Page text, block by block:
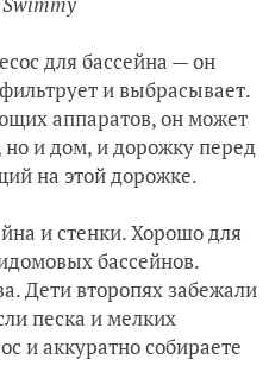
для бассейна — он
и выбрасывает.
аппаратов, он может
но и дом, и дорожку перед
на этой дорожке.
и стенки. Хорошо для
бассейнов.
Дети второпях забежали
песка и мелких
и аккуратно собираете